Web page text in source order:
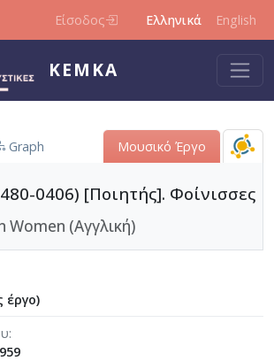
Είσοδος Ελληνικά English
ΚΕΜΚΑ
Graph Μουσικό Έργο
0406) [Ποιητής]. Φοίνισσες
Women (Αγγλική)
έργο)